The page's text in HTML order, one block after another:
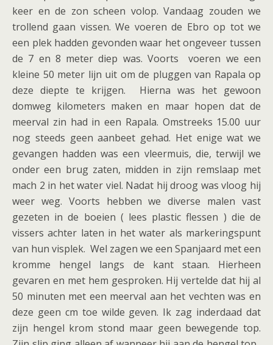
keer en de zon scheen volop. Vandaag zouden we
trollend gaan vissen. We voeren de Ebro op tot we
een plek hadden gevonden waar het ongeveer tussen
de 7 en 8 meter diep was. Voorts voeren we een
kleine 50 meter lijn uit om de pluggen van Rapala op
deze diepte te krijgen. Hierna was het gewoon
domweg kilometers maken en maar hopen dat de
meerval zin had in een Rapala. Omstreeks 15.00 uur
nog steeds geen aanbeet gehad. Het enige wat we
gevangen hadden was een vleermuis, die, terwijl we
onder een brug zaten, midden in zijn remslaap met
mach 2 in het water viel. Nadat hij droog was vloog hij
weer weg. Voorts hebben we diverse malen vast
gezeten in de boeien ( lees plastic flessen ) die de
vissers achter laten in het water als markeringspunt
van hun visplek. Wel zagen we een Spanjaard met een
kromme hengel langs de kant staan. Hierheen
gevaren en met hem gesproken. Hij vertelde dat hij al
50 minuten met een meerval aan het vechten was en
deze geen cm toe wilde geven. Ik zag inderdaad dat
zijn hengel krom stond maar geen bewegende top.